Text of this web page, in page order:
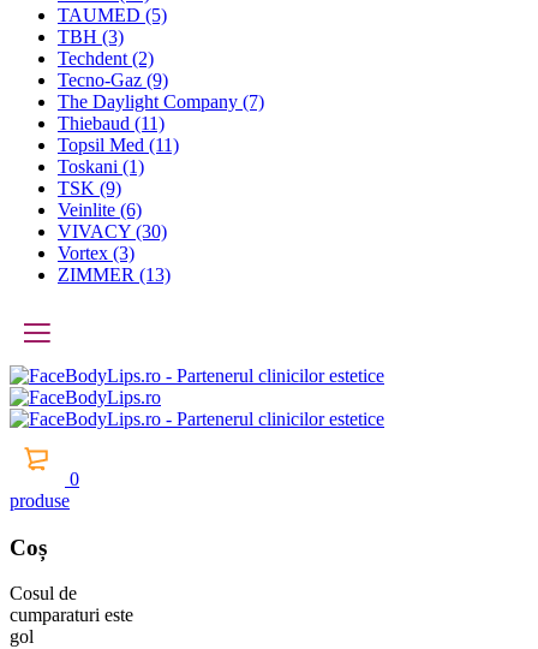
TAUMED (5)
TBH (3)
Techdent (2)
Tecno-Gaz (9)
The Daylight Company (7)
Thiebaud (11)
Topsil Med (11)
Toskani (1)
TSK (9)
Veinlite (6)
VIVACY (30)
Vortex (3)
ZIMMER (13)
0
produse
Coș
Cosul de
cumparaturi este
gol